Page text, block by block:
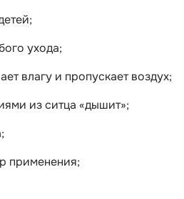
ухода;
влагу и пропускает воздух;
из ситца «дышит»;
применения;